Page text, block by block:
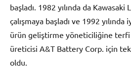
başladı. 1982 yılında da Kawasaki
çalışmaya başladı ve 1992 yılında
ürün geliştirme yöneticiliğine terfi
üreticisi A&T Battery Corp. için
oldu.